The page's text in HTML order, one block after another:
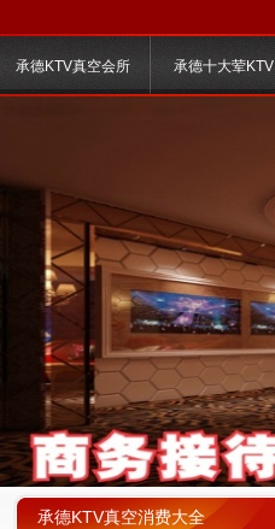
承德KTV真空会所 承德十大荤KTV
承德KTV真空消费大全